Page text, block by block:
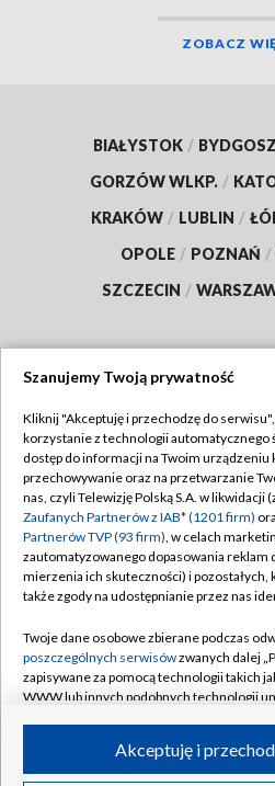
ZOBACZ
BIAŁYSTOK /
GORZÓW WLKP. /
KRAKÓW / LUBLIN /
OPOLE / POZNAŃ /
SZCZECIN /
TVP
Abonament TVP
Emisja w TVP
Centrum informacji TVP
Naziemna Telewizja Cyfrowa
Rada Programowa
System NOS
Informacje o nadawcy
Program dla prasy
Polityka
Moje
©2026 Telewizja
Szanujemy Twoją prywatność
Kliknij "Akceptuję i przechodzę do
korzystanie z technologii automatycznego
dostęp do informacji na Twoim urządzeniu
przechowywanie oraz na przetwarzanie
nas, czyli Telewizję Polską S.A. w likwidacji
Zaufanych Partnerów z IAB* (1201 firm)
Partnerów TVP (93 firm), w celach
zautomatyzowanego dopasowania reklam
mierzenia ich skuteczności) i pozostałych,
także zgody na udostępnianie przez nas
Twoje dane osobowe zbierane podczas
poszczególnych serwisówzwanych dalej
zapisywane za pomocą technologii takich
WWW lub innych podobnych technologii
ruchu w Internecie.Akceptuję i